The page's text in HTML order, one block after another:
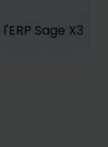
Sage X3